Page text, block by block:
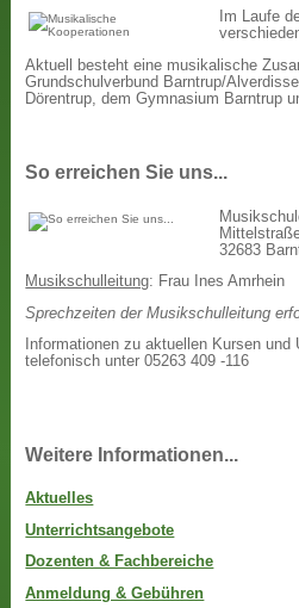
Im Laufe
Aktuell besteht eine musikalische
Grundschulverbund Barntrup/
Dörentrup, dem Gymnasium Barntrup
So erreichen Sie uns...
32683
Musikschulleitung: Frau Ines Amrhein
Sprechzeiten der Musikschulleitung
Informationen zu aktuellen Kursen
telefonisch unter 05263 409 -116
Weitere Informationen...
Aktuelles
Unterrichtsangebote
Dozenten & Fachbereiche
Anmeldung & Gebühren